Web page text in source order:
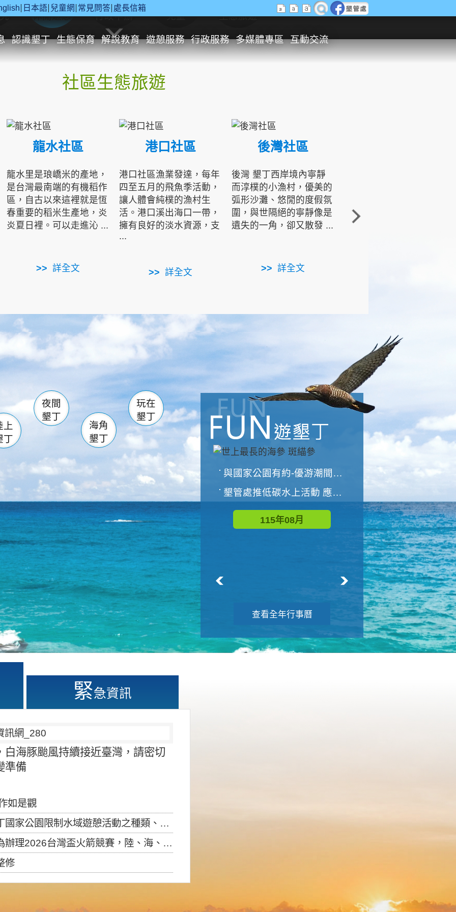
日本語 兒童網 常見問答 處長信箱
認識墾丁 生態保育 解說教育 遊憩服務 行政服務 多媒體專區 互動交流
休閒遊憩 行政申辦 兒童 生態旅遊
社區生態旅遊
龍水社區
龍水里是琅嶠米的產地，
是台灣最南端的有機稻作
區，自古以來這裡就是恆
春重要的稻米生產地，炎
炎夏日裡。可以走進沁 ...
詳全文
港口社區
港口社區漁業發達，每年
四至五月的飛魚季活動，
讓人體會純樸的漁村生
活。港口溪出海口一帶，
擁有良好的淡水資源，支
...
詳全文
後灣社區
後灣 墾丁西岸境內寧靜
而淳樸的小漁村，優美的
弧形沙灘、悠閒的度假氛
圍，與世隔絕的寧靜像是
遺失的一角，卻又散發 ...
詳全文
角的端點，冬季海浪拍打
著礁岸，旺盛的侵蝕作
南仁湖
滿州 佳樂水
森林遊樂區
墾管處遊客中心
社頂公園 風吹沙
船帆石 龍磐公園
香蕉灣 龍坑
鵝鑾鼻
上
丁
夜間
墾丁
海角
墾丁
玩在
墾丁
與國家公園有約-優游潮間探險者
墾管處推低碳水上活動 應屆畢業生限額免費參加
115年08月
世界地球清潔日 墾管處辦理「2026年墾丁國家公園沙灘淨灘活動
115年09月
查看全年行事曆
緊急資訊
海豚颱風持續接近臺灣，請密切
準備
如是觀
制水域遊憩活動之種類、範圍、時間及行為」，自即日生效。
盃火箭競賽，陸、海、空域警戒及協調相關事宜，因颱風備案事宜
修